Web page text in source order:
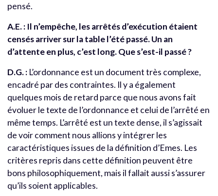
pensé.
A.E. : Il n’empêche, les arrêtés d’exécution étaient
censés arriver sur la table l’été passé. Un an
d’attente en plus, c’est long. Que s’est-il passé ?
D.G. : L’ordonnance est un document très complexe,
encadré par des contraintes. Il y a également
quelques mois de retard parce que nous avons fait
évoluer le texte de l’ordonnance et celui de l’arrêté en
même temps. L’arrêté est un texte dense, il s’agissait
de voir comment nous allions y intégrer les
caractéristiques issues de la définition d’Emes. Les
critères repris dans cette définition peuvent être
bons philosophiquement, mais il fallait aussi s’assurer
qu’ils soient applicables.